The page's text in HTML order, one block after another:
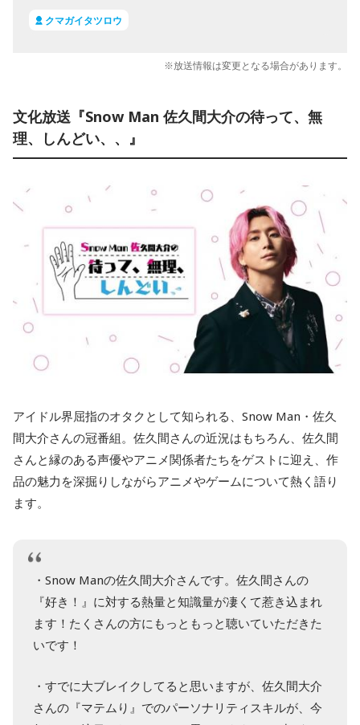
クマガイタツロウ
※放送情報は変更となる場合があります。
文化放送『Snow Man 佐久間大介の待って、無
理、しんどい、、』
アイドル界屈指のオタクとして知られる、Snow Man・佐久
間大介さんの冠番組。佐久間さんの近況はもちろん、佐久間
さんと縁のある声優やアニメ関係者たちをゲストに迎え、作
品の魅力を深掘りしながらアニメやゲームについて熱く語り
ます。
・Snow Manの佐久間大介さんです。佐久間さんの
『好き！』に対する熱量と知識量が凄くて惹き込まれ
ます！たくさんの方にもっともっと聴いていただきた
いです！
・すでに大ブレイクしてると思いますが、佐久間大介
さんの『マテムり』でのパーソナリティスキルが、今